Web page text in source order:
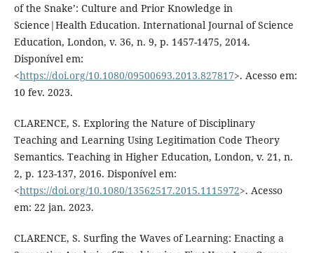
of the Snake’: Culture and Prior Knowledge in
Science|Health Education. International Journal of Science
Education, London, v. 36, n. 9, p. 1457-1475, 2014.
Disponível em:
<https://doi.org/10.1080/09500693.2013.827817>. Acesso em:
10 fev. 2023.
CLARENCE, S. Exploring the Nature of Disciplinary
Teaching and Learning Using Legitimation Code Theory
Semantics. Teaching in Higher Education, London, v. 21, n.
2, p. 123-137, 2016. Disponível em:
<https://doi.org/10.1080/13562517.2015.1115972>. Acesso
em: 22 jan. 2023.
CLARENCE, S. Surfing the Waves of Learning: Enacting a